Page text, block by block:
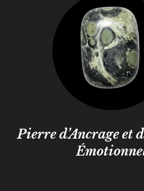
Pierre d’Ancrage et